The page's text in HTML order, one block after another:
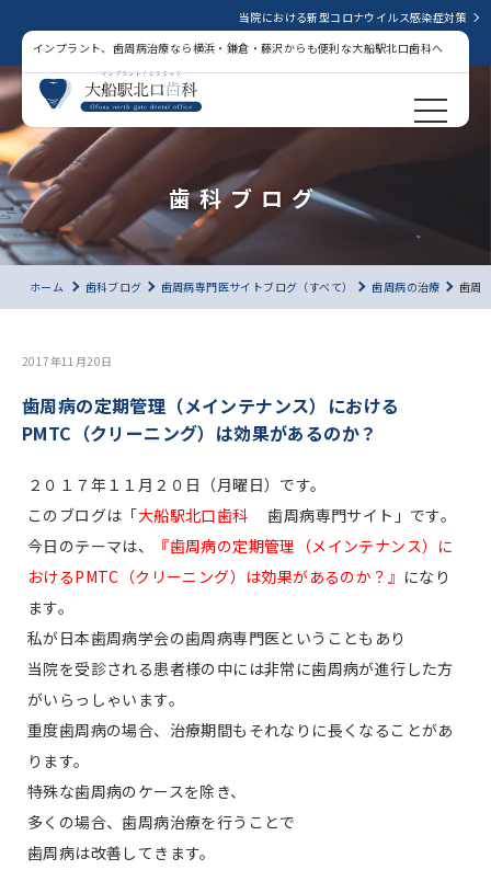
当院における新型コロナウイルス感染症対策
インプラント、歯周病治療なら横浜・鎌倉・藤沢からも便利な大船駅北口歯科へ
歯科ブログ
ホーム 歯科ブログ 歯周病専門医サイトブログ（すべて） 歯周病の治療 歯周
2017年11月20日
歯周病の定期管理（メインテナンス）における
PMTC（クリーニング）は効果があるのか？
２０１７年１１月２０日（月曜日）です。
このブログは「大船駅北口歯科
歯周病専門サイト」です。
今日のテーマは、
『歯周病の定期管理（メインテナンス）に
おけるPMTC（クリーニング）は効果があるのか？』 になり
ます。
私が日本歯周病学会の歯周病専門医ということもあり
当院を受診される患者様の中には非常に歯周病が進行した方
がいらっしゃいます。
重度歯周病の場合、治療期間もそれなりに長くなることがあ
ります。
特殊な歯周病のケースを除き、
多くの場合、歯周病治療を行うことで
歯周病は改善してきます。